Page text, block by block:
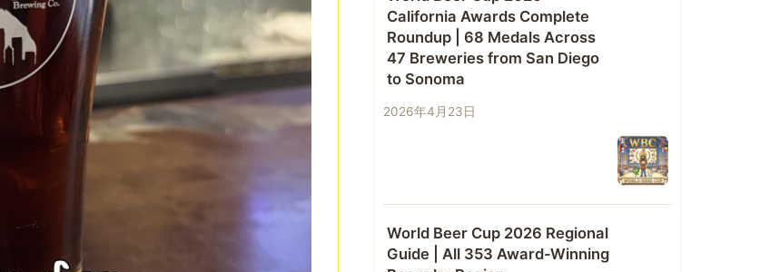
California Awards Complete
Roundup | 68 Medals Across
47 Breweries from San Diego
to Sonoma
2026年4月23日
World Beer Cup 2026 Regional
Guide | All 353 Award-Winning